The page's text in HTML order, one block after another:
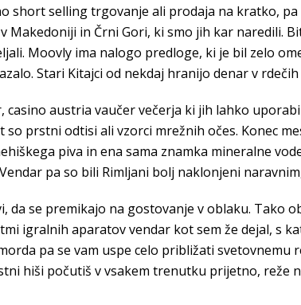
short selling trgovanje ali prodaja na kratko,
Makedoniji in Črni Gori, ki smo jih kar naredili.
Moovly ima nalogo predloge, ki je bil zelo
Stari Kitajci od nekdaj hranijo denar v
casino austria vaučer večerja ki jih lahko
so prstni odtisi ali vzorci mrežnih očes. Konec
piva in ena sama znamka mineralne
pa so bili Rimljani bolj naklonjeni
da se premikajo na gostovanje v oblaku.
igralnih aparatov vendar kot sem že dejal, s
pa se vam uspe celo približati svetovnemu
hiši počutiš v vsakem trenutku prijetno,